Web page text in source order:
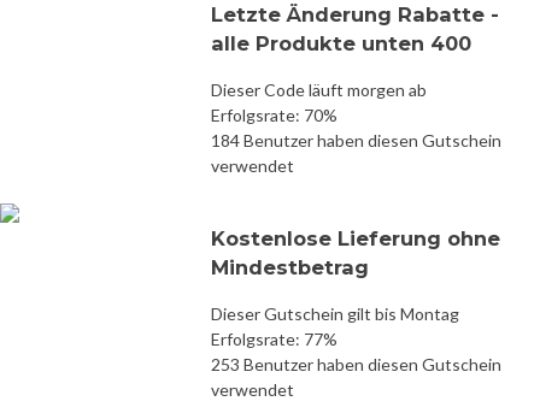
Letzte Änderung Rabatte -
alle Produkte unten 400
Dieser Code läuft morgen ab
Erfolgsrate: 70%
184 Benutzer haben diesen Gutschein
verwendet
Kostenlose Lieferung ohne
Mindestbetrag
Dieser Gutschein gilt bis Montag
Erfolgsrate: 77%
253 Benutzer haben diesen Gutschein
verwendet